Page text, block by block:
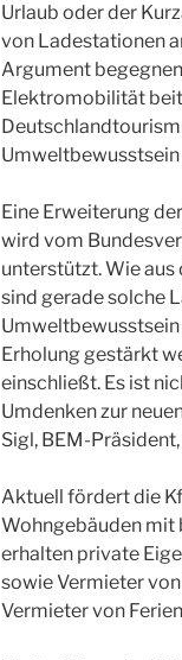
Urlaub oder der
von Ladestationen
Argument
Elektromobilität
Eine Erweiterung
wird vom
unterstützt. Wie aus
sind gerade solche
Erholung gestärkt
einschließt. Es ist
Umdenken zur
Sigl, BEM-
Aktuell fördert die
Wohngebäuden mit
erhalten private
sowie Vermieter
Vermieter von